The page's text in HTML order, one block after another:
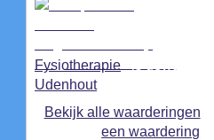
Fysiotherapie
Udenhout
Bekijk alle waarderingen
een waardering